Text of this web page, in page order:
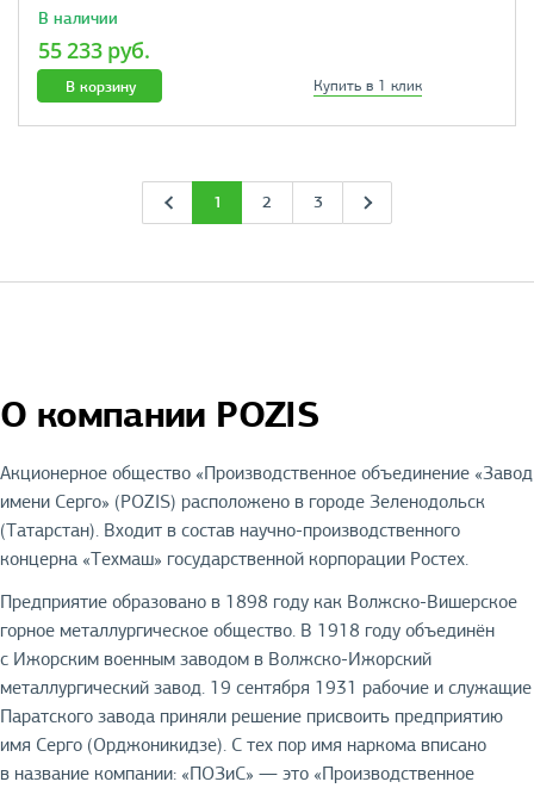
В наличии
55 233 руб.
В корзину Купить в 1 клик
1 2 3
О компании POZIS
Акционерное общество «Производственное объединение «Завод
имени Серго» (POZIS) расположено в городе Зеленодольск
(Татарстан). Входит в состав научно-производственного
концерна «Техмаш» государственной корпорации Ростех.
Предприятие образовано в 1898 году как Волжско-Вишерское
горное металлургическое общество. В 1918 году объединён
с Ижорским военным заводом в Волжско-Ижорский
металлургический завод. 19 сентября 1931 рабочие и служащие
Паратского завода приняли решение присвоить предприятию
имя Серго (Орджоникидзе). С тех пор имя наркома вписано
в название компании: «ПОЗиС» — это «Производственное